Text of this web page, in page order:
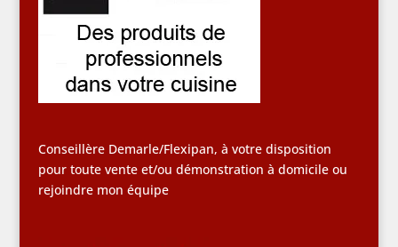
Conseillère Demarle/Flexipan, à votre disposition
pour toute vente et/ou démonstration à domicile ou
rejoindre mon équipe